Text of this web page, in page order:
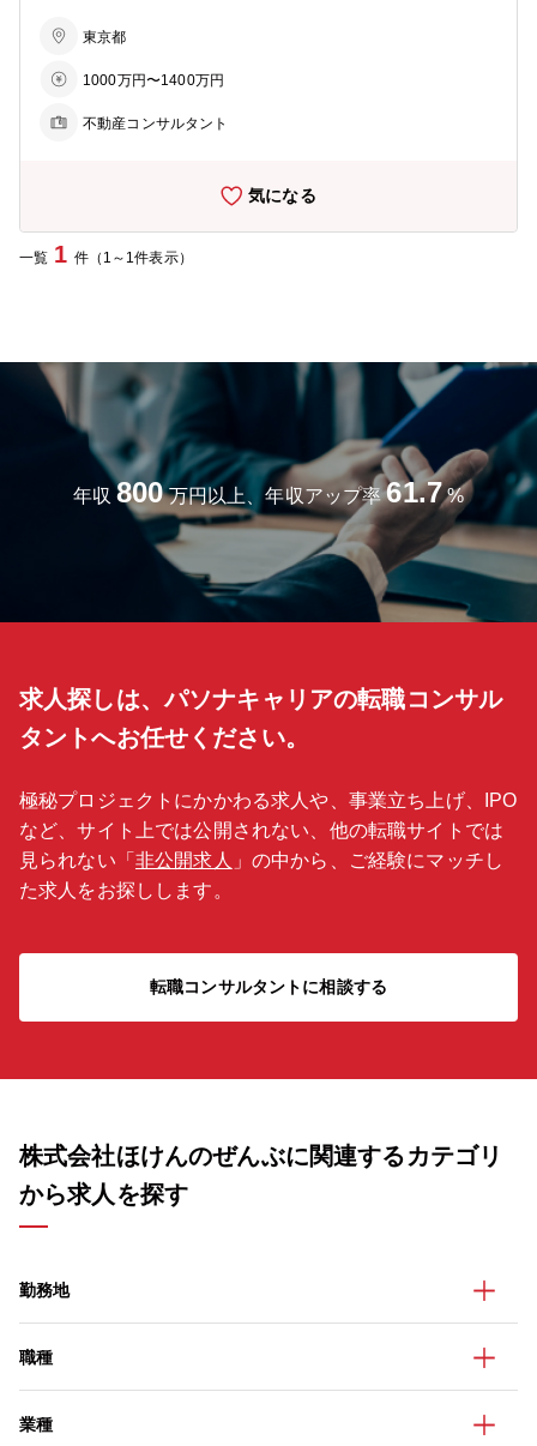
投資用）をお任せします。商談はほぼ一般のお客様です。 【業務詳
けんのぜんぶ」からの紹介、サイト問合せ、イベントで獲得したアポ
を想定。 ・商談スタイル：初回商談は対面とオンラインが半々（成約
6万+インセンティブ250万＝1,186万 ②固定給80万/月+宅建資格手当
上。 ※上記の年収モデルは、還元率15％～20％を想定。 【勤務時
業員満足の向上に取り組んできました。商談から成約まで20％超と、
業界水準を大きく上回る実績があります。 グループ会社「ほけんのぜ
んぶ」では毎月全国で2,000～3,000件の子育て世代向けFP相談を実
施。その中から「資産運用の一環として投資用不動産を検討したい」
「ちょうど居住用の住み替えを考えている」といったニーズが月50件
以上寄せられ、当社（おうちのぜんぶ）のコンサルタントが商談を行
みならず投資用のメンバーもおりお互いが知識を教え合うカルチャー
です。 グループ本体の株式会社ほけんのぜんぶは『ホワイト企業認
定』を受けており、不動産業界にありがたちな長時間労働を是としな
います。 プレイヤーとして個人の業績を追う、プレイングマネージャ
ャリアプランはご自身で選択が可能です。
東京都
1000万円〜1400万円
不動産コンサルタント
気になる
一覧 1 件（1～1件表示）
年収 800 万円以上、年収アップ率 61.7 %
求人探しは、パソナキャリアの転職コンサル
タントへお任せください。
極秘プロジェクトにかかわる求人や、事業立ち上げ、IPO
など、サイト上では公開されない、他の転職サイトでは
見られない「 非公開求人 」の中から、ご経験にマッチし
た求人をお探しします。
転職コンサルタントに相談する
株式会社ほけんのぜんぶに関連するカテゴリ
から求人を探す
勤務地
職種
業種